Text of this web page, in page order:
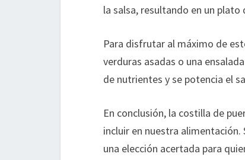
la salsa, resultando en un
Para disfrutar al máximo de
verduras asadas o una
de nutrientes y se potencia el
En conclusión, la costilla de
incluir en nuestra
una elección acertada para